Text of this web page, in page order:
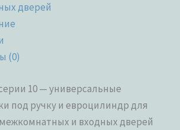
дверей
(0)
10 — универсальные
под ручку и евроцилиндр для
и входных дверей